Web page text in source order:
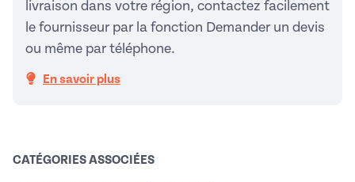
livraison dans votre région, contactez facilement
le fournisseur par la fonction Demander un devis
ou même par téléphone.
En savoir plus
CATÉGORIES ASSOCIÉES